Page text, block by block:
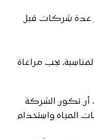
عدة شركات قبل
يجب مراعاة
أن تكون الشركة
المياه واستخدام